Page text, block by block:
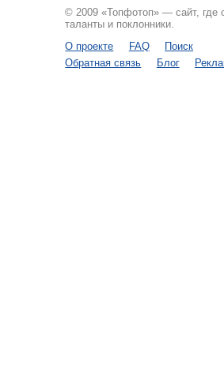
© 2009 «Топфотоп» — сайт, где
таланты и поклонники.
О проекте
FAQ
Поиск
Обратная связь
Блог